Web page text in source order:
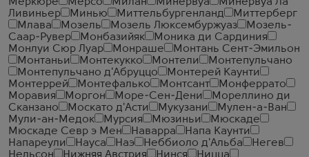
Ливиньер
Минью Миттельбургенланд
Миттерберг
Млава
Мозель Мозель Люксембуржуаз
Мозель-
Саар-Рувер
Монбазийяк
Моника ди Сардиния
Монлуи Сюр Луар
Монраше
Монтань Сент-Эмильон
Монтаньи
Монтекукко Монтели
Монтепульчано
Монтепульчано д'Абруццо
Монтерей Каунти
Монтеррей
Монтефалько Монтсант
Монферрато
Моравия
Моргон Море-Сен-Дени
Мореллино ди
Сканзано
Москато д'Асти Мукузани
Мулен-а-Ван
Мули-ан-Медок
Мурсия Мюзиньи
Мюскаде
Мюскаде Севр э Мен
Наварра
Напа Каунти
Напареули
Науса Наэ Неббиоло д'Альба
Негев